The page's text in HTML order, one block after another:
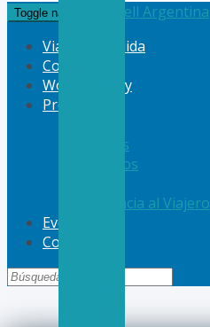
Toggle navigation
Bell Argentina
Viajes a Medida
Corporativo
Women Away
Productos
Hoteles
Cruceros
Asistencia al Viajero
Eventos
Contacto